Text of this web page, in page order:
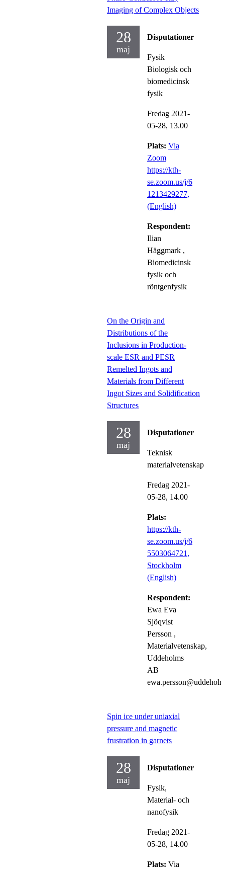
Imaging of Complex Objects
28
maj
Disputationer
Fysik
Biologisk och
biomedicinsk
fysik
Fredag 2021-
05-28, 13.00
Plats: Via
Zoom
https://kth-
se.zoom.us/j/6
1213429277,
(English)
Respondent:
Ilian
Häggmark ,
Biomedicinsk
fysik och
röntgenfysik
On the Origin and
Distributions of the
Inclusions in Production-
scale ESR and PESR
Remelted Ingots and
Materials from Different
Ingot Sizes and Solidification
Structures
28
maj
Disputationer
Teknisk
materialvetenskap
Fredag 2021-
05-28, 14.00
Plats:
https://kth-
se.zoom.us/j/6
5503064721,
Stockholm
(English)
Respondent:
Ewa Eva
Sjöqvist
Persson ,
Materialvetenskap,
Uddeholms
AB
Spin ice under uniaxial
pressure and magnetic
frustration in garnets
28
maj
Disputationer
Fysik,
Material- och
nanofysik
Fredag 2021-
05-28, 14.00
Plats: Via